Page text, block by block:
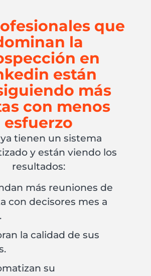
que
la
en
están
más
con menos
esfuerzo
ya tienen un sistema
y están viendo los
resultados:
más reuniones de
con decisores mes a
la calidad de sus
su